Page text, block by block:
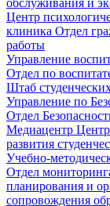
Центр
клиника Отдел
работы
Управление
Отдел по
Штаб
Управление по
Отдел
Медиацентр
развития
Учебно-
Отдел
планирования и
сопровождения